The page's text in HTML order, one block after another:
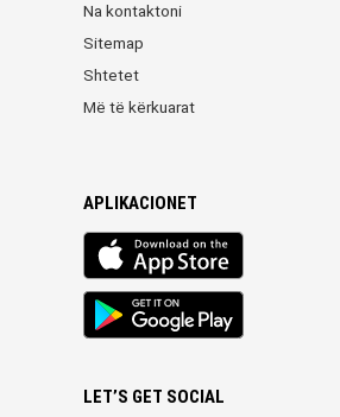
Na kontaktoni
Sitemap
Shtetet
Më të kërkuarat
APLIKACIONET
iOS
app
Android
App
LET’S GET SOCIAL